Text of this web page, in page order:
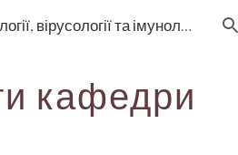
Skip to navigation
Кафедра мікробіології, вірусології та імунології
кафедри